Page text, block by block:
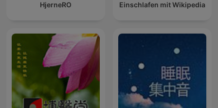
HjerneRO Einschlafen mit Wikipedia